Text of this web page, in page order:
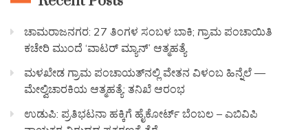
ಚಾಮರಾಜನಗರ: 27 ತಿಂಗಳ ಸಂಬಳ ಬಾಕಿ; ಗ್ರಾಮ ಪಂಚಾಯಿತಿ
ಕಚೇರಿ ಮುಂದೆ ‘ವಾಟರ್ ಮ್ಯಾನ್’ ಆತ್ಮಹತ್ಯೆ
ಮಳಖೇಡ ಗ್ರಾಮ ಪಂಚಾಯತ್‌ನಲ್ಲಿ ವೇತನ ವಿಳಂಬ ಹಿನ್ನೆಲೆ —
ಮೇಲ್ವಿಚಾರಕಿಯ ಆತ್ಮಹತ್ಯೆ: ತನಿಖೆ ಆರಂಭ
ಉಡುಪಿ: ಪ್ರತಿಭಟನಾ ಹಕ್ಕಿಗೆ ಹೈಕೋರ್ಟ್ ಬೆಂಬಲ – ಎಬಿವಿಪಿ